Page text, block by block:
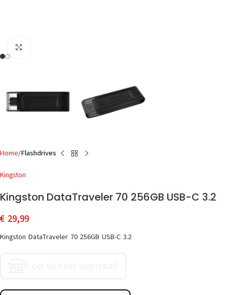
Home Flashdrives
Kingston
Kingston DataTraveler 70 256GB USB-C 3.2
€ 29,99
Kingston DataTraveler 70 256GB USB-C 3.2